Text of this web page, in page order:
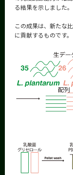
る結果を示しました。
この成果は、新たな
に貢献するものです。